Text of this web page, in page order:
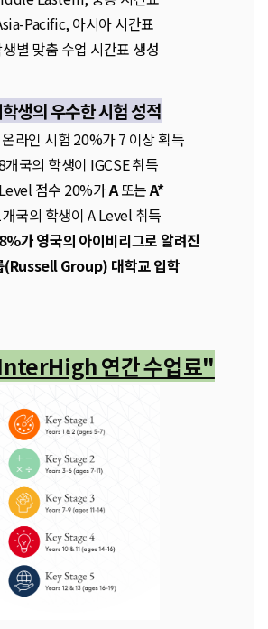
Pacific, 아시아 시간표
별 맞춤 수업 시간표 생성
생의 우수한 시험 성적
라인 시험 20%가 7 이상 획득
국의 학생이 IGCSE 취득
점수 20%가A또는A*
국의 학생이 A Level 취득
가 영국의 아이비리그로 알려진
(Russell Group) 대학교 입학
연간 수업료"